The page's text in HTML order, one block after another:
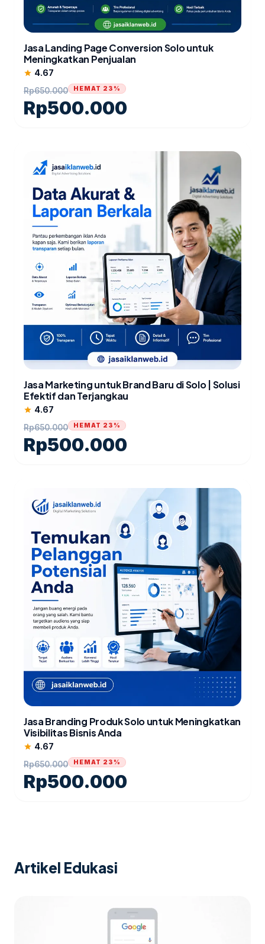
Jasa Landing Page Conversion Solo untuk
Meningkatkan Penjualan
star 4.67
Rp650.000
Rp500.000
HEMAT 23%
Jasa Marketing untuk Brand Baru di Solo | Solusi
Efektif dan Terjangkau
star 4.67
Rp650.000
Rp500.000
HEMAT 23%
Jasa Branding Produk Solo untuk Meningkatkan
Visibilitas Bisnis Anda
star 4.67
Rp650.000
Rp500.000
HEMAT 23%
Artikel Edukasi